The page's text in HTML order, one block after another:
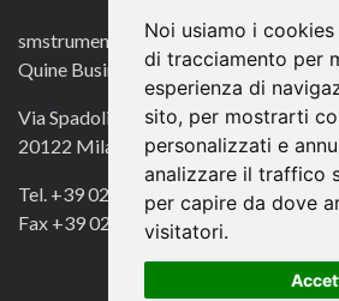
Noi usiamo i
di tracciamento per
esperienza di
sito, per mostrarti
personalizzati e
analizzare il traffico
per capire da dove
visitatori.
smstrumentimusicali.it
Quine Business Publisher
Via Spadolini 7
20122 Milano
Tel. +39 02 49756990
Fax +39 02 72016740